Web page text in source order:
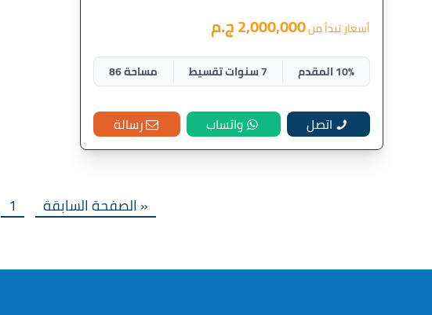
أسعار تبدأ من2,000,000 ج.م
10% المقدم 7 سنوات تقسيط مساحة 86
اتصل واتساب رسالة
« الصفحة السابقة 1